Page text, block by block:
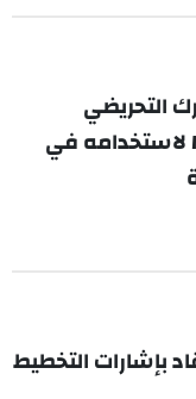
التحريضي
باستخدام تقنيةV/F وخوارزمية MPPT لاستخدامه في
بإشارات التخطيط